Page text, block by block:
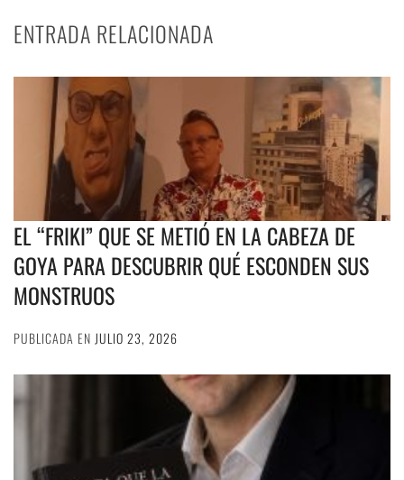
ENTRADA RELACIONADA
EL “FRIKI” QUE SE METIÓ EN LA CABEZA DE
GOYA PARA DESCUBRIR QUÉ ESCONDEN SUS
MONSTRUOS
PUBLICADA EN JULIO 23, 2026